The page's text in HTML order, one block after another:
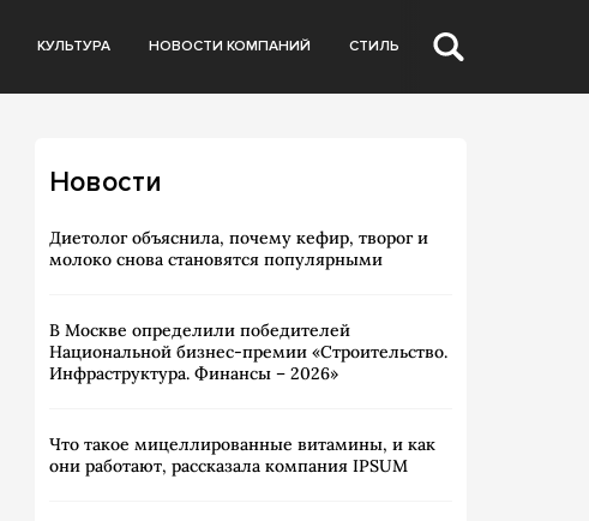
КУЛЬТУРА НОВОСТИ КОМПАНИЙ СТИЛЬ
Новости
Диетолог объяснила, почему кефир, творог и
молоко снова становятся популярными
В Москве определили победителей
Национальной бизнес-премии «Строительство.
Инфраструктура. Финансы – 2026»
Что такое мицеллированные витамины, и как
они работают, рассказала компания IPSUM